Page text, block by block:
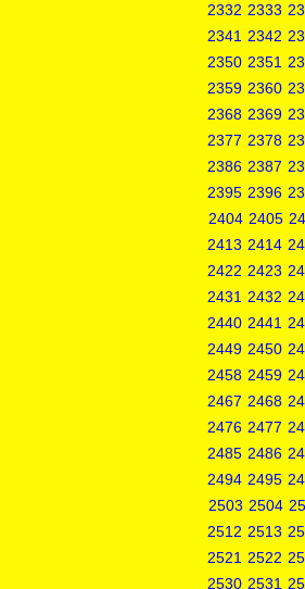
2332 2333
2341 2342
2350 2351
2359 2360
2368 2369
2377 2378
2386 2387
2395 2396
2404 2405
2413 2414
2422 2423
2431 2432
2440 2441
2449 2450
2458 2459
2467 2468
2476 2477
2485 2486
2494 2495
2503 2504
2512 2513
2521 2522
2530 2531